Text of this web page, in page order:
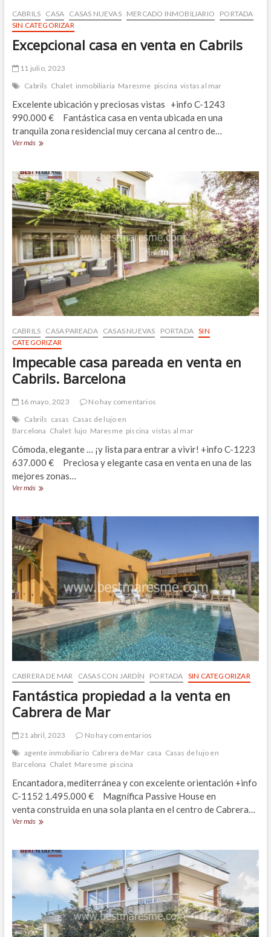
CABRILS CASA CASAS NUEVAS MERCADO INMOBILIARIO
PORTADA
SIN CATEGORIZAR
Excepcional casa en venta en Cabrils
11 julio, 2023
Cabrils Chalet inmobiliaria Maresme piscina vistas al mar
Excelente ubicación y preciosas vistas +info C-1243
990.000 € Fantástica casa en venta ubicada en una
tranquila zona residencial muy cercana al centro de…
Ver másExcepcional
venta
en
Cabrils
CABRILS CASA PAREADA CASAS NUEVAS PORTADA SIN
CATEGORIZAR
Impecable casa pareada en venta en
Cabrils. Barcelona
16 mayo, 2023
No hay comentarios
Cabrils casas Casas de lujo en
Barcelona Chalet lujo Maresme piscina vistas al mar
Cómoda, elegante … ¡y lista para entrar a vivir! +info C-1223
637.000 € Preciosa y elegante casa en venta en una de las
mejores zonas…
Ver másImpecable
en
venta
en
Cabrils.
Barcelona
CABRERA DE MAR CASAS CON JARDÍN PORTADA SIN CATEGORIZAR
Fantástica propiedad a la venta en
Cabrera de Mar
21 abril, 2023
No hay comentarios
agente inmobiliario Cabrera de Mar casa Casas de lujo en
Barcelona Chalet Maresme piscina
Encantadora, mediterránea y con excelente orientación +info
C-1152 1.495.000 € Magnífica Passive House en
venta construida en una sola planta en el centro de Cabrera…
Ver másFantástica
la
venta
de